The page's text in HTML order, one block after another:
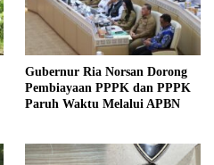
Gubernur Ria Norsan Dorong
Pembiayaan PPPK dan PPPK
Paruh Waktu Melalui APBN